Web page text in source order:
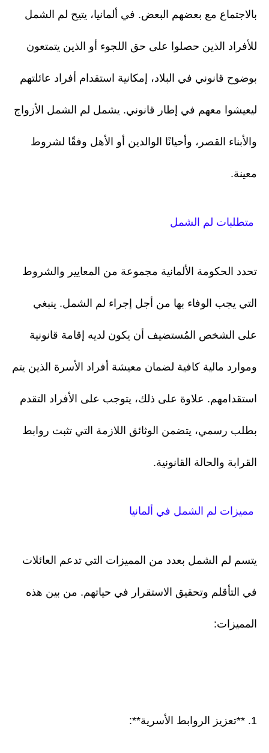
بالاجتماع مع بعضهم البعض. في ألمانيا، يتيح لم الشمل
للأفراد الذين حصلوا على حق اللجوء أو الذين يتمتعون
بوضوح قانوني في البلاد، إمكانية استقدام أفراد عائلتهم
ليعيشوا معهم في إطار قانوني. يشمل لم الشمل الأزواج
والأبناء القصر، وأحيانًا الوالدين أو الأهل وفقًا لشروط
معينة.
متطلبات لم الشمل
تحدد الحكومة الألمانية مجموعة من المعايير والشروط
التي يجب الوفاء بها من أجل إجراء لم الشمل. ينبغي
على الشخص المُستضيف أن يكون لديه إقامة قانونية
وموارد مالية كافية لضمان معيشة أفراد الأسرة الذين يتم
استقدامهم. علاوة على ذلك، يتوجب على الأفراد التقدم
بطلب رسمي، يتضمن الوثائق اللازمة التي تثبت روابط
القرابة والحالة القانونية.
مميزات لم الشمل في ألمانيا
يتسم لم الشمل بعدد من المميزات التي تدعم العائلات
في التأقلم وتحقيق الاستقرار في حياتهم. من بين هذه
المميزات:
1. **تعزيز الروابط الأسرية**: